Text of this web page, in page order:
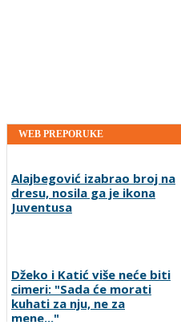
WEB PREPORUKE
dresu, nosila ga je ikona
Juventusa